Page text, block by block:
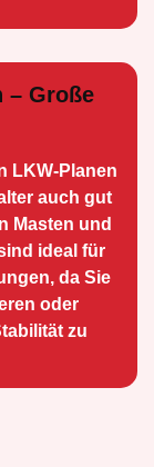
– Große
LKW-Planen
auch gut
Masten und
ideal für
da Sie
oder
zu